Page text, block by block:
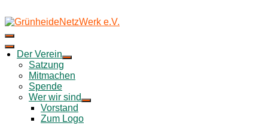
to
Der Verein
Satzung
Mitmachen
Spende
Wer wir sind
Vorstand
Zum Logo